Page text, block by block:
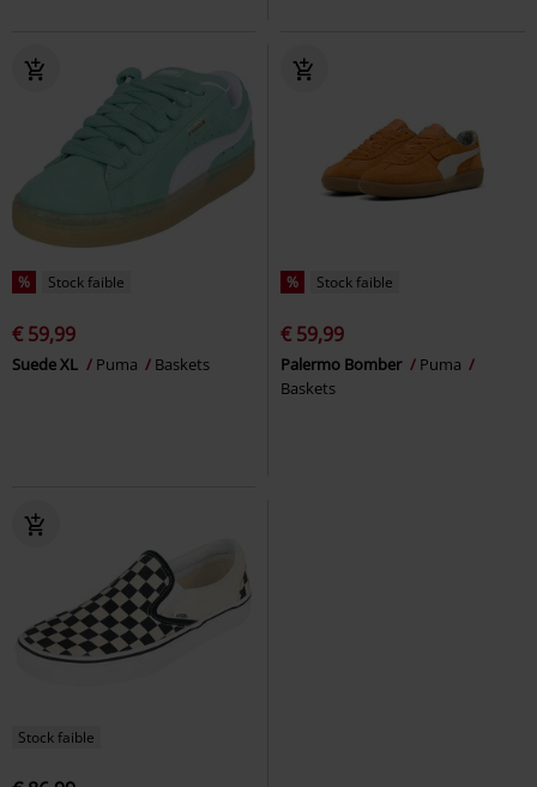
% Stock faible
€ 59,99
Suede XL Puma Baskets
% Stock faible
€ 59,99
Palermo Bomber
Puma
Baskets
Stock faible